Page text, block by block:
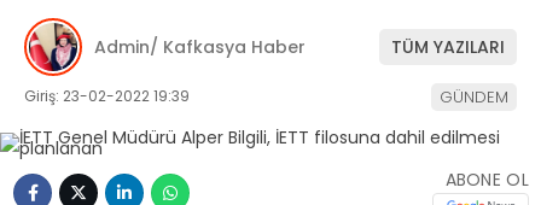
Admin/ Kafkasya Haber TÜM YAZILARI
Giriş: 23-02-2022 19:39 GÜNDEM
ABONE OL